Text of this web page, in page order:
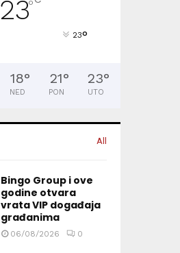
23°
23°
18°
NED
21°
PON
23°
UTO
All
Bingo Group i ove
godine otvara
vrata VIP događaja
građanima
06/08/2026 0